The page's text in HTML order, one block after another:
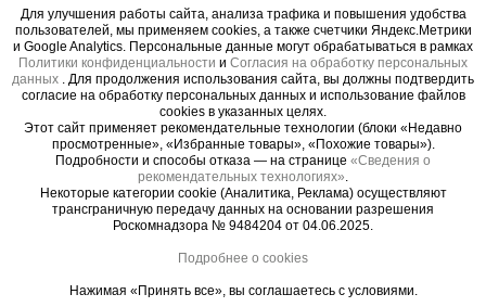
Уточнить цену
Тачки
строительные
и садовые
Лестницы
и
стремянки
Для улучшения работы сайта, анализа трафика и повышения удобства
пользователей, мы применяем cookies, а также счетчики Яндекс.Метрики
и Google Analytics. Персональные данные могут обрабатываться в рамках
Политики конфиденциальности и Согласия на обработку персональных
данных
. Для продолжения использования сайта, вы должны подтвердить
согласие на обработку персональных данных и использование файлов
cookies в указанных целях.
Этот сайт применяет рекомендательные технологии (блоки «Недавно
просмотренные», «Избранные товары», «Похожие товары»).
Подробности и способы отказа — на странице «Сведения о
рекомендательных технологиях»
Некоторые категории cookie (Аналитика, Реклама) осуществляют
трансграничную передачу данных на основании разрешения
Роскомнадзора № 9484204 от 04.06.2025.
Подробнее о cookies
Нажимая «Принять все», вы соглашаетесь с условиями.